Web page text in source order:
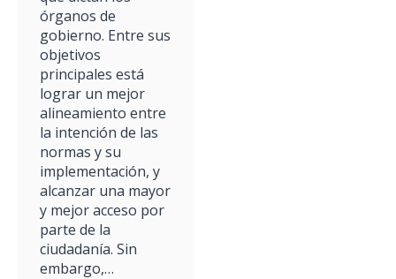
órganos de
gobierno. Entre sus
objetivos
principales está
lograr un mejor
alineamiento entre
la intención de las
normas y su
implementación, y
alcanzar una mayor
y mejor acceso por
parte de la
ciudadanía. Sin
embargo,…